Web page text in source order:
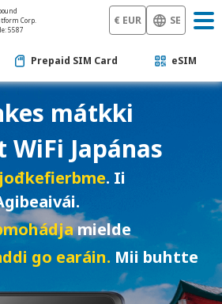
Corp.
5587
€ EUR SE
Prepaid SIM Card eSIM
mátkki
WiFi Japánas
. Ii
mielde
go earáin. Mii buhtte